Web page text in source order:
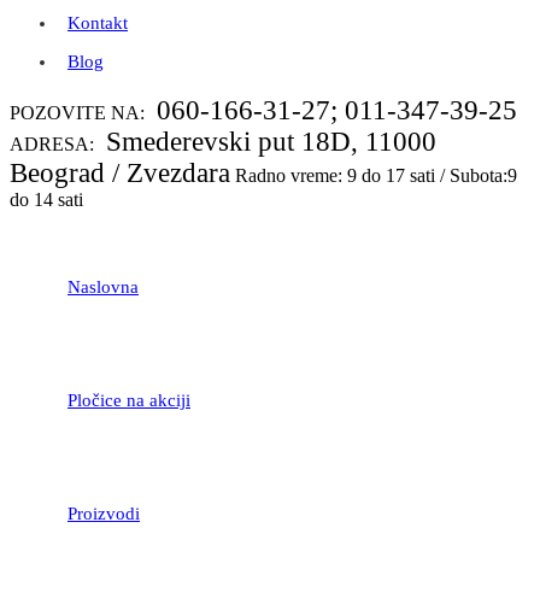
Kontakt
Blog
POZOVITE NA: 060-166-31-27; 011-347-39-25
ADRESA:
Smederevski put 18D, 11000
Beograd / Zvezdara Radno vreme: 9 do 17 sati / Subota:9
do 14 sati
Naslovna
Pločice na akciji
Proizvodi